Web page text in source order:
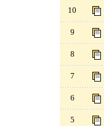
10
9
8
7
6
5